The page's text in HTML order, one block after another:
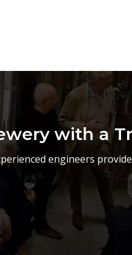
with a
engineers